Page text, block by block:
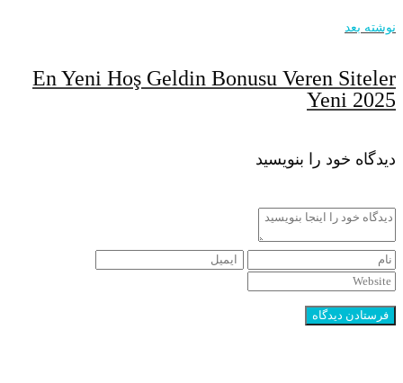
نوشته بعد
En Yeni Hoş Geldin Bonusu Veren Siteler
Yeni 2025
دیدگاه خود را بنویسید